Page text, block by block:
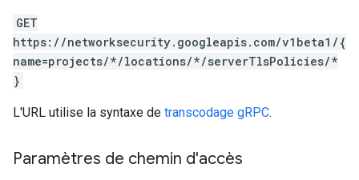
GET
https://networksecurity.googleapis.com/v1beta1/{
name=projects/*/locations/*/serverTlsPolicies/*
}
L'URL utilise la syntaxe de transcodage gRPC.
Paramètres de chemin d'accès